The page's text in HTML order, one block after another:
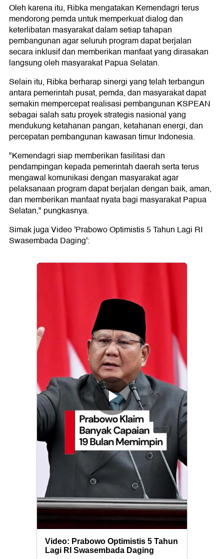
Oleh karena itu, Ribka mengatakan Kemendagri terus
mendorong pemda untuk memperkuat dialog dan
keterlibatan masyarakat dalam setiap tahapan
pembangunan agar seluruh program dapat berjalan
secara inklusif dan memberikan manfaat yang dirasakan
langsung oleh masyarakat Papua Selatan.
Selain itu, Ribka berharap sinergi yang telah terbangun
antara pemerintah pusat, pemda, dan masyarakat dapat
semakin mempercepat realisasi pembangunan KSPEAN
sebagai salah satu proyek strategis nasional yang
mendukung ketahanan pangan, ketahanan energi, dan
percepatan pembangunan kawasan timur Indonesia.
"Kemendagri siap memberikan fasilitasi dan
pendampingan kepada pemerintah daerah serta terus
mengawal komunikasi dengan masyarakat agar
pelaksanaan program dapat berjalan dengan baik, aman,
dan memberikan manfaat nyata bagi masyarakat Papua
Selatan," pungkasnya.
Simak juga Video 'Prabowo Optimistis 5 Tahun Lagi RI
Swasembada Daging':